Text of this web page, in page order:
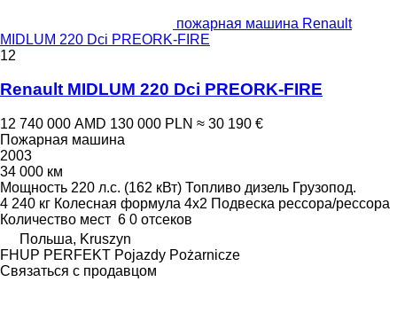
пожарная машина Renault
MIDLUM 220 Dci PREORK-FIRE
12
Renault MIDLUM 220 Dci PREORK-FIRE
12 740 000 AMD 130 000 PLN ≈ 30 190 €
Пожарная машина
2003
34 000 км
Мощность 220 л.с. (162 кВт) Топливо дизель Грузопод.
4 240 кг Колесная формула 4x2 Подвеска рессора/рессора
Количество мест 6 0 отсеков
Польша, Kruszyn
FHUP PERFEKT Pojazdy Pożarnicze
Связаться с продавцом